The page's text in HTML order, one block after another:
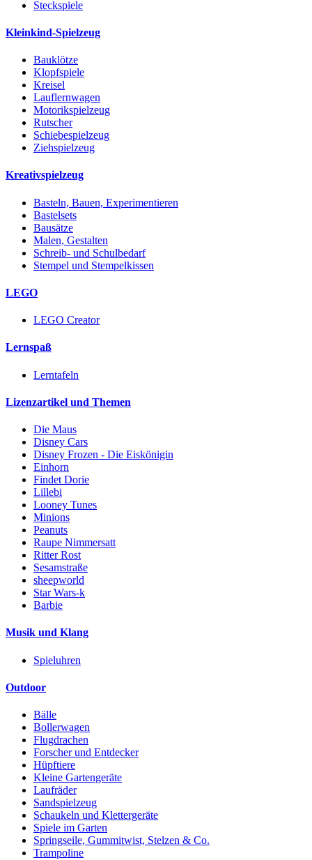
Steckspiele
Kleinkind-Spielzeug
Bauklötze
Klopfspiele
Kreisel
Lauflernwagen
Motorikspielzeug
Rutscher
Schiebespielzeug
Ziehspielzeug
Kreativspielzeug
Basteln, Bauen, Experimentieren
Bastelsets
Bausätze
Malen, Gestalten
Schreib- und Schulbedarf
Stempel und Stempelkissen
LEGO
LEGO Creator
Lernspaß
Lerntafeln
Lizenzartikel und Themen
Die Maus
Disney Cars
Disney Frozen - Die Eiskönigin
Einhorn
Findet Dorie
Lillebi
Looney Tunes
Minions
Peanuts
Raupe Nimmersatt
Ritter Rost
Sesamstraße
sheepworld
Star Wars-k
Barbie
Musik und Klang
Spieluhren
Outdoor
Bälle
Bollerwagen
Flugdrachen
Forscher und Entdecker
Hüpftiere
Kleine Gartengeräte
Laufräder
Sandspielzeug
Schaukeln und Klettergeräte
Spiele im Garten
Springseile, Gummitwist, Stelzen & Co.
Trampoline